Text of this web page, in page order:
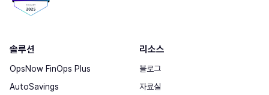
솔루션
OpsNow FinOps Plus
AutoSavings
리소스
블로그
자료실